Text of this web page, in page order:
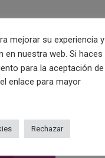
mejorar su experiencia y
en nuestra web. Si haces
para la aceptación de
enlace para mayor
Rechazar